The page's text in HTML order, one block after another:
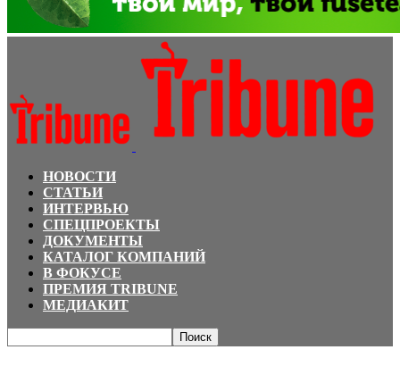
НОВОСТИ
СТАТЬИ
ИНТЕРВЬЮ
СПЕЦПРОЕКТЫ
ДОКУМЕНТЫ
КАТАЛОГ КОМПАНИЙ
В ФОКУСЕ
ПРЕМИЯ TRIBUNE
МЕДИАКИТ